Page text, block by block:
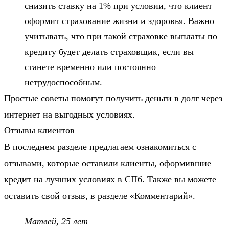
снизить ставку на 1% при условии, что клиент
оформит страхование жизни и здоровья. Важно
учитывать, что при такой страховке выплаты по
кредиту будет делать страховщик, если вы
станете временно или постоянно
нетрудоспособным.
Простые советы помогут получить деньги в долг через
интернет на выгодных условиях.
Отзывы клиентов
В последнем разделе предлагаем ознакомиться с
отзывами, которые оставили клиенты, оформившие
кредит на лучших условиях в СПб. Также вы можете
оставить свой отзыв, в разделе «Комментарий».
Матвей, 25 лет